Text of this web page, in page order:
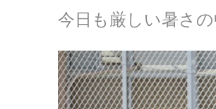
今日も厳しい暑さ